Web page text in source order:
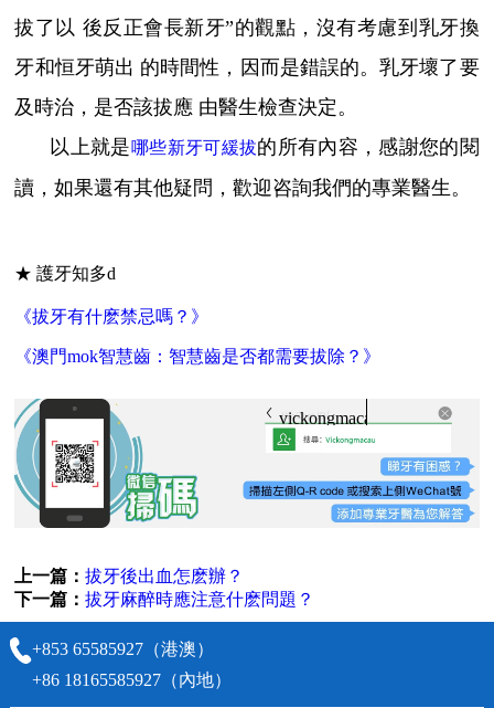
拔了以 後反正會長新牙”的觀點，沒有考慮到乳牙換
牙和恒牙萌出 的時間性，因而是錯誤的。乳牙壞了要
及時治，是否該拔應 由醫生檢查決定。
以上就是哪些新牙可緩拔的所有內容，感謝您的閱
讀，如果還有其他疑問，歡迎咨詢我們的專業醫生。
★ 護牙知多d
《拔牙有什麽禁忌嗎？》
《澳門mok智慧齒：智慧齒是否都需要拔除？》
vickongmacau
上一篇：拔牙後出血怎麽辦？
下一篇：拔牙麻醉時應注意什麽問題？
+853 65585927（港澳）
+86 18165585927（內地）